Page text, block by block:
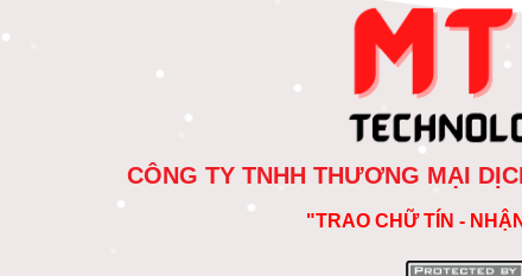
CÔNG TY TNHH THƯƠNG MẠI
"TRAO CHỮ TÍN -